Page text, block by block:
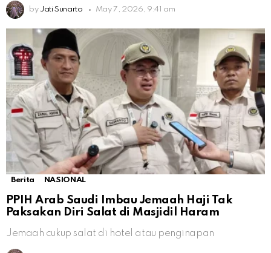
by Jati Sunarto May 7, 2026, 9:41 am
Berita NASIONAL
PPIH Arab Saudi Imbau Jemaah Haji Tak
Paksakan Diri Salat di Masjidil Haram
Jemaah cukup salat di hotel atau penginapan